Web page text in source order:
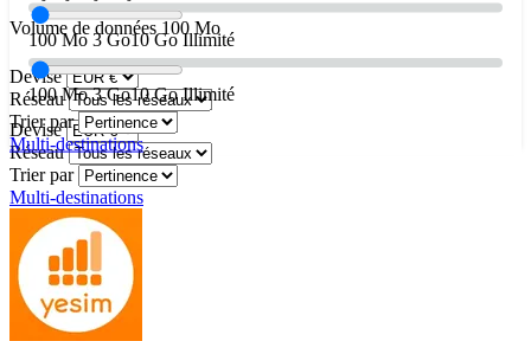
100 Mo 3 Go10 Go Illimité
Devise
Réseau
Trier par
Multi-destinations
Volume de données 100 Mo
100 Mo 3 Go10 Go Illimité
Devise
Réseau
Trier par
Multi-destinations